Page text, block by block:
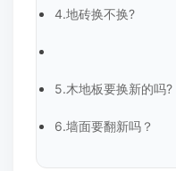
4.地砖换不换?
5.木地板要换新的吗?
6.墙面要翻新吗？